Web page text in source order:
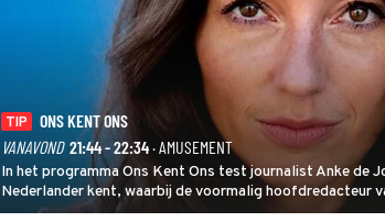
TIP
ONS KENT ONS
VANAVOND 21:44 - 22:34· AMUSEMENT
In het programma Ons Kent Ons test journalist Anke de
Nederlander kent, waarbij de voormalig hoofdredacteur
het samen met rapper Keizer opneemt tegen Edson da